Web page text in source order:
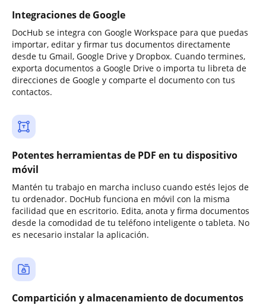
Integraciones de Google
DocHub se integra con Google Workspace para que puedas
importar, editar y firmar tus documentos directamente
desde tu Gmail, Google Drive y Dropbox. Cuando termines,
exporta documentos a Google Drive o importa tu libreta de
direcciones de Google y comparte el documento con tus
contactos.
Potentes herramientas de PDF en tu dispositivo
móvil
Mantén tu trabajo en marcha incluso cuando estés lejos de
tu ordenador. DocHub funciona en móvil con la misma
facilidad que en escritorio. Edita, anota y firma documentos
desde la comodidad de tu teléfono inteligente o tableta. No
es necesario instalar la aplicación.
Compartición y almacenamiento de documentos